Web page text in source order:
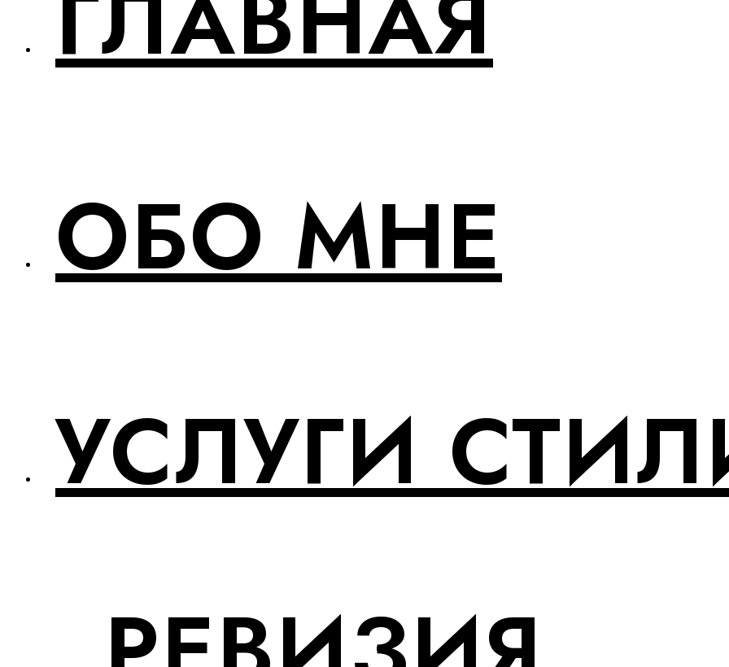
ОБО МНЕ
УСЛУГИ